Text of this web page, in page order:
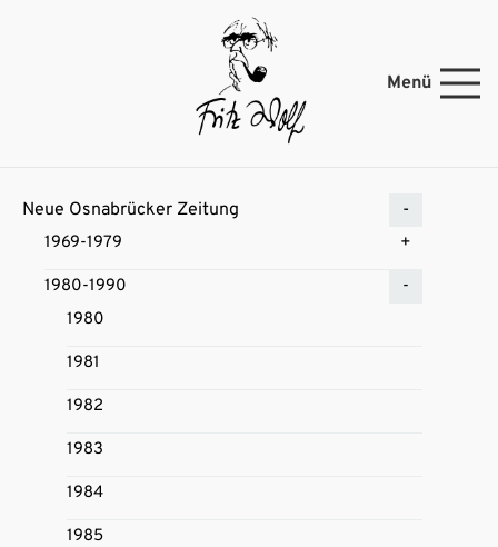
Menü
Neue Osnabrücker Zeitung
1969-1979
1980-1990
1980
1981
1982
1983
1984
1985